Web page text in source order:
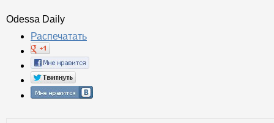
Odessa Daily
Распечатать